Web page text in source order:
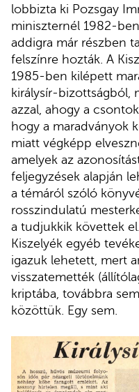
lobbizta ki Pozsgay
miniszternél 1982-
addigra már részben
felszínre hozták. A
1985-ben kilépett
királysír-bizottságból,
azzal, ahogy a
hogy a maradványok
miatt végképp
amelyek az
feljegyzések alapján
a témáról szóló
rosszindulatú
a tudjukkik követtek
Kiszelyék egyéb
igazuk lehetett, mert
visszatemették
kriptába, továbbra
közöttük. Egy sem.